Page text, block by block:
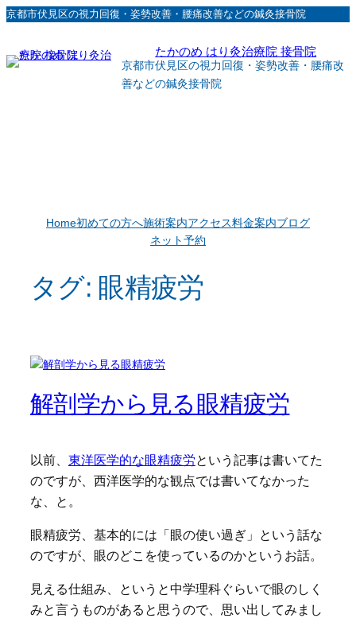
内
ス
京都市伏見区の視力回復・姿勢改善・腰痛改善などの鍼灸接骨院
たかのめ はり灸治療院 接骨院
京都市伏見区の視力回復・姿勢改善・腰痛改
善などの鍼灸接骨院
Home初めての方へ施術案内アクセス料金案内ブログ
ネット予約
タグ: 眼精疲労
解剖学から見る眼精疲労
以前、 東洋医学的な眼精疲労 という記事は書いてた
のですが、西洋医学的な観点では書いてなかった
な、と。
眼精疲労、基本的には「眼の使い過ぎ」という話な
のですが、眼のどこを使っているのかというお話。
見える仕組み、というと中学理科ぐらいで眼のしく
みと言うものがあると思うので、思い出してみまし